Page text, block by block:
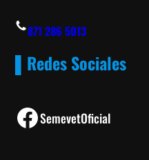
871 286 5013
▌Redes Sociales
Facebook SemevetOficial